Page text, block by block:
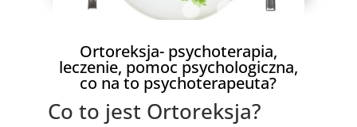
Ortoreksja- psychoterapia,
leczenie, pomoc psychologiczna,
co na to psychoterapeuta?
Co to jest Ortoreksja?